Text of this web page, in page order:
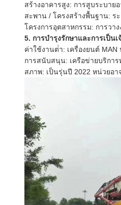
สร้างอาคารสูง: การสูบระบา
สะพาน / โครงสร้างพื้นฐาน: ร
โครงการอุตสาหกรรม: การวา
5. การบํารุงรักษาและการเป็นเ
ค่าใช้งานต่ํา: เครื่องยนต์
การสนับสนุน: เครือข่ายบริกา
สภาพ: เป็นรุ่นปี 2022 หน่วยอ